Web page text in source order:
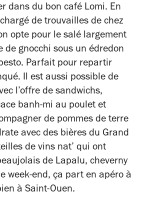
dans du bon café Lomi. En
de trouvailles de chez
opte pour le salé largement
de gnocchi sous un édredon
Parfait pour repartir
Il est aussi possible de
l’offre de sandwichs,
banh-mi au poulet et
de pommes de terre
avec des bières du Grand
de vins nat’ qui ont
de Lapalu, cheverny
week-end, ça part en apéro à
à Saint-Ouen.